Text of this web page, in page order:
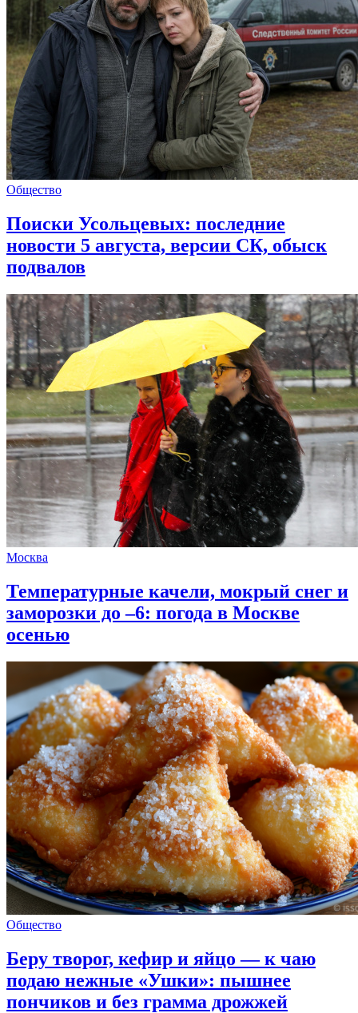
Общество
Поиски Усольцевых: последние
новости 5 августа, версии СК, обыск
подвалов
Москва
Температурные качели, мокрый снег и
заморозки до –6: погода в Москве
осенью
Общество
Беру творог, кефир и яйцо — к чаю
подаю нежные «Ушки»: пышнее
пончиков и без грамма дрожжей